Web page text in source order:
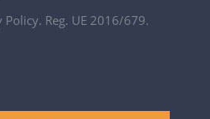
Policy. Reg. UE 2016/679.